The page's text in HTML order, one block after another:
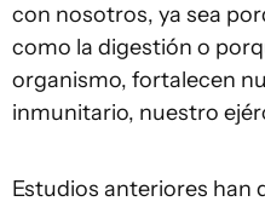
con nosotros, ya sea
como la digestión o
organismo, fortalecen
inmunitario, nuestro
Estudios anteriores han